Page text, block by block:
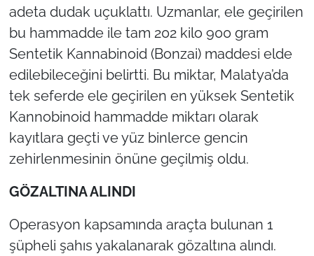
adeta dudak uçuklattı. Uzmanlar, ele geçirilen
bu hammadde ile tam 202 kilo 900 gram
Sentetik Kannabinoid (Bonzai) maddesi elde
edilebileceğini belirtti. Bu miktar, Malatya’da
tek seferde ele geçirilen en yüksek Sentetik
Kannobinoid hammadde miktarı olarak
kayıtlara geçti ve yüz binlerce gencin
zehirlenmesinin önüne geçilmiş oldu.
GÖZALTINA ALINDI
Operasyon kapsamında araçta bulunan 1
şüpheli şahıs yakalanarak gözaltına alındı.